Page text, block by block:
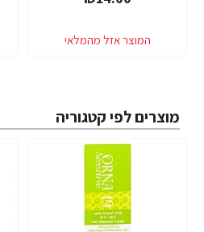
מוצרים לפי קטגוריה